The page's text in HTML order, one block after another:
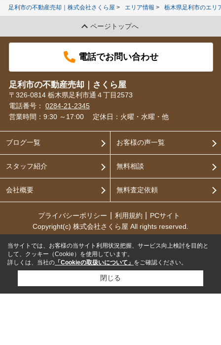
足利市の不動産売却｜株式会社さくら屋 エリア情報 栃木県足利市のエリ
ページトップへ
電話でお問い合わせ
足利市の不動産売却｜さくら屋
〒326-0814 栃木県足利市通４丁目2573
電話番号： 0284-21-2345
営業時間：9:30 ～17:00
定休日：火曜・水曜・他
ブログ一覧
スタッフ紹介
会社概要
お客様の声一覧
無料相談
無料査定依頼
プライバシーポリシー 利用規約
PCサイト
Copyright(c) 株式会社さくら屋 All rights reserved.
当サイトでは、お客様の当サイト利用状況把握、サービス向上検討を目的と
して、クッキー（Cookie）を使用しています。
詳しくは、当社の 「Cookieの取扱いについて」 をご確認ください。
閉じる